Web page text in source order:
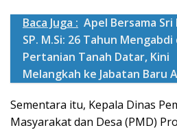
Baca Juga : Apel Bersama Sri
SP. M.Si: 26 Tahun Mengabdi
Pertanian Tanah Datar, Kini
Melangkah ke Jabatan Baru
Sementara itu, Kepala Dinas
Masyarakat dan Desa (PMD)